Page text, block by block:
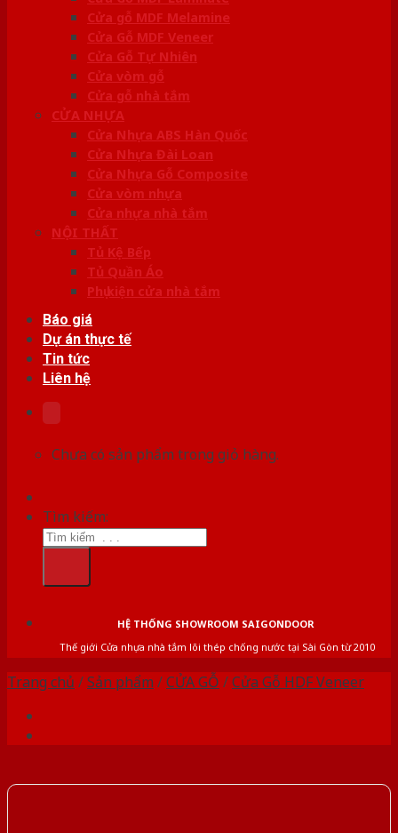
Cửa gỗ MDF Melamine
Cửa Gỗ MDF Veneer
Cửa Gỗ Tự Nhiên
Cửa vòm gỗ
Cửa gỗ nhà tắm
CỬA NHỰA
Cửa Nhựa ABS Hàn Quốc
Cửa Nhựa Đài Loan
Cửa Nhựa Gỗ Composite
Cửa vòm nhựa
Cửa nhựa nhà tắm
NỘI THẤT
Tủ Kệ Bếp
Tủ Quần Áo
Phụ kiện cửa nhà tắm
Báo giá
Dự án thực tế
Tin tức
Liên hệ
Chưa có sản phẩm trong giỏ hàng.
Tìm kiếm:
HỆ THỐNG SHOWROOM SAIGONDOOR
Thế giới Cửa nhựa nhà tắm lõi thép chống nước tại Sài Gòn từ 2010
Trang chủ /Sản phẩm /CỬA GỖ /Cửa Gỗ HDF Veneer